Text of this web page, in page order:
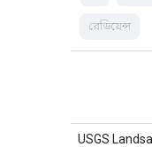
রেডিয়েন্স
USGS